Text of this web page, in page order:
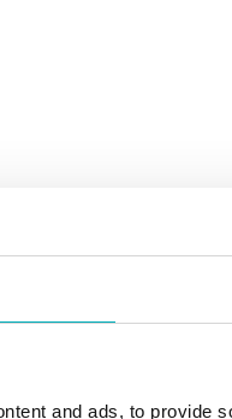
and ads, to provide